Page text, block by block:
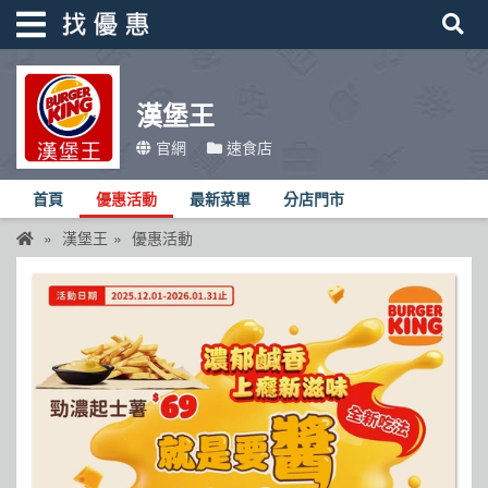
漢堡王
官網 速食店
首頁 優惠活動 最新菜單 分店門市
漢堡王 優惠活動
找優惠
首頁
優惠活動
折價卷
線上DM
品牌總覽